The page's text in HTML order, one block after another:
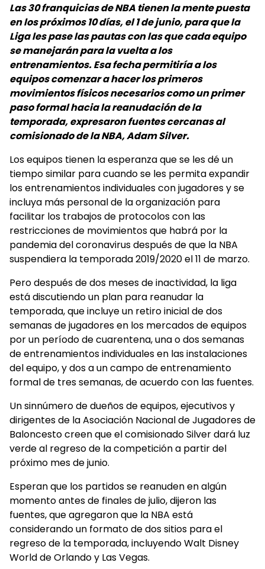
Las 30 franquicias de NBA tienen la mente puesta
en los próximos 10 días, el 1 de junio, para que la
Liga les pase las pautas con las que cada equipo
se manejarán para la vuelta a los
entrenamientos. Esa fecha permitiría a los
equipos comenzar a hacer los primeros
movimientos físicos necesarios como un primer
paso formal hacia la reanudación de la
temporada, expresaron fuentes cercanas al
comisionado de la NBA, Adam Silver.
Los equipos tienen la esperanza que se les dé un
tiempo similar para cuando se les permita expandir
los entrenamientos individuales con jugadores y se
incluya más personal de la organización para
facilitar los trabajos de protocolos con las
restricciones de movimientos que habrá por la
pandemia del coronavirus después de que la NBA
suspendiera la temporada 2019/2020 el 11 de marzo.
Pero después de dos meses de inactividad, la liga
está discutiendo un plan para reanudar la
temporada, que incluye un retiro inicial de dos
semanas de jugadores en los mercados de equipos
por un período de cuarentena, una o dos semanas
de entrenamientos individuales en las instalaciones
del equipo, y dos a un campo de entrenamiento
formal de tres semanas, de acuerdo con las fuentes.
Un sinnúmero de dueños de equipos, ejecutivos y
dirigentes de la Asociación Nacional de Jugadores de
Baloncesto creen que el comisionado Silver dará luz
verde al regreso de la competición a partir del
próximo mes de junio.
Esperan que los partidos se reanuden en algún
momento antes de finales de julio, dijeron las
fuentes, que agregaron que la NBA está
considerando un formato de dos sitios para el
regreso de la temporada, incluyendo Walt Disney
World de Orlando y Las Vegas.